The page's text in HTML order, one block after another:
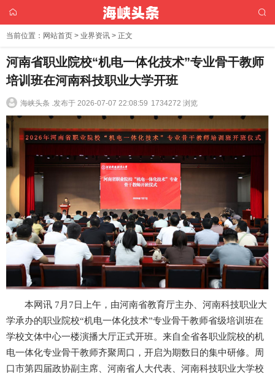
当前位置： 网站首页 > 业界资讯 > 正文
河南省职业院校“机电一体化技术”专业骨干教师
培训班在河南科技职业大学开班
海峡头条 .发布于 2026-07-07 22:08:59 1734272 浏览
本网讯 7月7日上午，由河南省教育厅主办、河南科技职业大
学承办的职业院校“机电一体化技术”专业骨干教师省级培训班在
学校文体中心一楼演播大厅正式开班。来自全省各职业院校的机
电一体化专业骨干教师齐聚周口，开启为期数日的集中研修。周
口市第四届政协副主席、河南省人大代表、河南科技职业大学校